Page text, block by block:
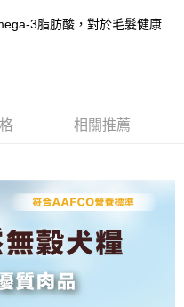
3脂肪酸，對於毛髮健康
相關推薦